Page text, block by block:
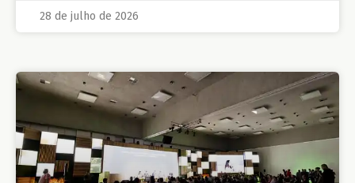
28 de julho de 2026